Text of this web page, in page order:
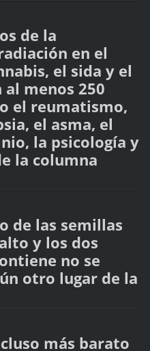
de la
en el
el sida y el
menos 250
el reumatismo,
el asma, el
la psicología y
la columna
de las semillas
y los dos
no se
otro lugar de la
más barato